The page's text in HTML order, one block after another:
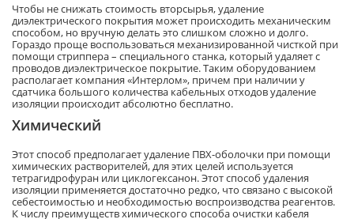
Чтобы не снижать стоимость вторсырья, удаление
диэлектрического покрытия может происходить механическим
способом, но вручную делать это слишком сложно и долго.
Гораздо проще воспользоваться механизированной чисткой при
помощи стриппера – специального станка, который удаляет с
проводов диэлектрическое покрытие. Таким оборудованием
располагает компания «Интерлом», причем при наличии у
сдатчика большого количества кабельных отходов удаление
изоляции происходит абсолютно бесплатно.
Химический
Этот способ предполагает удаление ПВХ-оболочки при помощи
химических растворителей, для этих целей используется
тетрагидрофуран или циклогексанон. Этот способ удаления
изоляции применяется достаточно редко, что связано с высокой
себестоимостью и необходимостью воспроизводства реагентов.
К числу преимуществ химического способа очистки кабеля